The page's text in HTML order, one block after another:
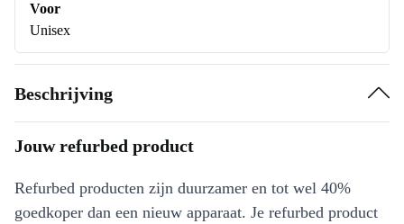
Voor
Unisex
Beschrijving
Jouw refurbed product
Refurbed producten zijn duurzamer en tot wel 40%
goedkoper dan een nieuw apparaat. Je refurbed product